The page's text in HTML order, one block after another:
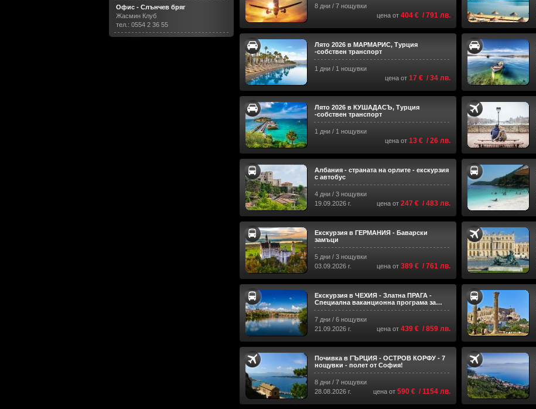
Офис - Слънчев бряг
Жасмин Клуб
тел.: 0554 2 36 55
8 дни / 7 нощувки
цена от 404 € / 791 лв.
Лято 2026 в МАРМАРИС, Турция
-собствен транспорт
1 дни / 1 нощувки
цена от 17 € / 34 лв.
Лято 2026 в КУШАДАСЪ, Турция
-собствен транспорт
1 дни / 1 нощувки
цена от 13 € / 26 лв.
Албания - страната на орлите - екскурзия
с автобус
4 дни / 3 нощувки
цена от 247 € / 483 лв.
19.09.2026 г.
Екскурзия в ГЕРМАНИЯ - Баварски
замъци
5 дни / 3 нощувки
цена от 389 € / 761 лв.
03.09.2026 г.
Екскурзия в ЧЕХИЯ - Златна ПРАГА -
Специална ваканционна програма за
туристи над 55 години и приятели!
7 дни / 6 нощувки
цена от 439 € / 859 лв.
21.09.2026 г.
Почивка в ГЪРЦИЯ - ОСТРОВ КОРФУ - 7
нощувки - полет от София!
8 дни / 7 нощувки
цена от 590 € / 1154 лв.
28.08.2026 г.